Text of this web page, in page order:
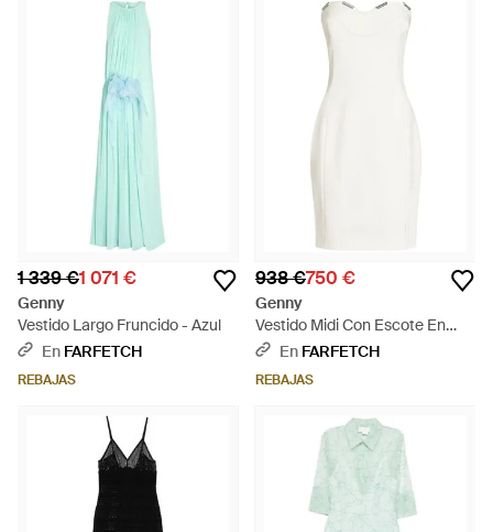
1 339 €1 071 €
Genny
Vestido Largo Fruncido - Azul
En FARFETCH
REBAJAS
938 €750 €
Genny
Vestido Midi Con Escote En
Forma De Corazón - Blanco
En FARFETCH
REBAJAS